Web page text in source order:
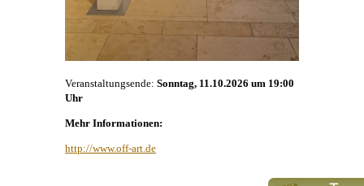
Veranstaltungsende: Sonntag, 11.10.2026 um 19:00
Uhr
Mehr Informationen:
http://www.off-art.de